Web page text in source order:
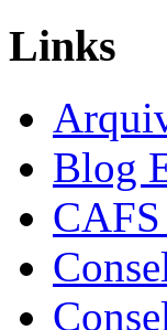
Links
Blog